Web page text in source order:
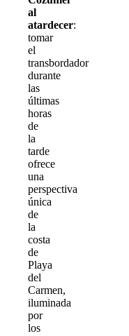
al
atardecer:
tomar
el
transbordador
durante
las
últimas
horas
de
la
tarde
ofrece
una
perspectiva
única
de
la
costa
de
Playa
del
Carmen,
iluminada
por
los